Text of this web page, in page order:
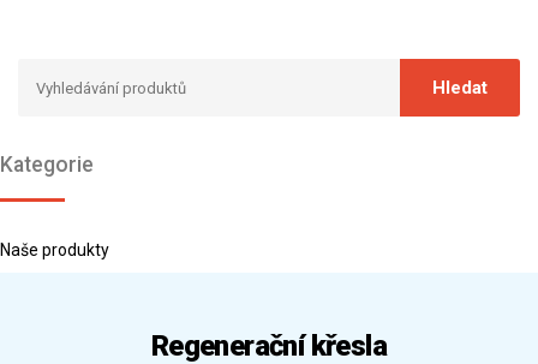
Kategorie
Naše produkty
Regenerační křesla